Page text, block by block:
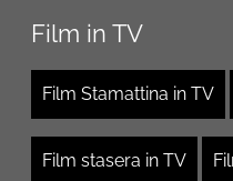
Film in TV
Film Stamattina in TV
Film stasera in TV